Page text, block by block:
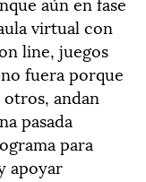
virtual con
line, juegos
fuera porque
andan
pasada
para
apoyar